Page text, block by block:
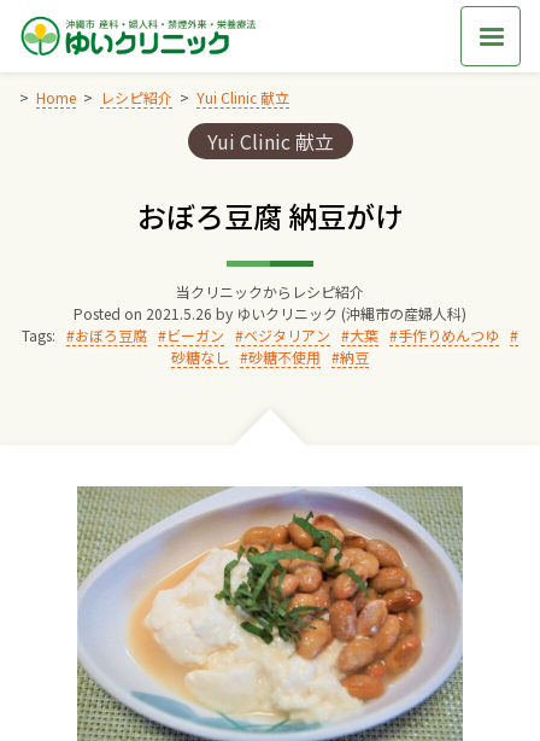
Skip
content
Home レシピ紹介 Yui Clinic 献立
Categories:
Yui Clinic 献立
おぼろ豆腐 納豆がけ
当クリニックからレシピ紹介
Posted on 2021.5.26 by ゆいクリニック (沖縄市の産婦人科)
Tags:
おぼろ豆腐 ビーガン ベジタリアン 大葉
手作りめんつゆ
砂糖なし
砂糖不使用 納豆
院長からのごあいさつ
妊婦健診
お産について
親と子の結びつき支援
母乳育児